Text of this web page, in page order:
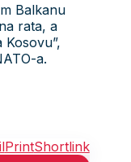
Balkanu
rata, a
a.
PrintShortlink